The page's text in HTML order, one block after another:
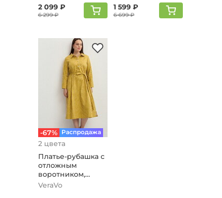
2 099 ₽
6 299 ₽
1 599 ₽
6 699 ₽
-67% Распродажа
2 цвета
Платье-рубашка с
отложным
воротником,
горчичный
VeraVo